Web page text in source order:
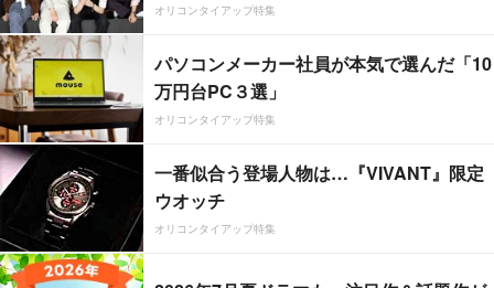
オリコンタイアップ特集
パソコンメーカー社員が本気で選んだ「10
万円台PC３選」
オリコンタイアップ特集
一番似合う登場人物は…『VIVANT』限定
ウオッチ
オリコンタイアップ特集